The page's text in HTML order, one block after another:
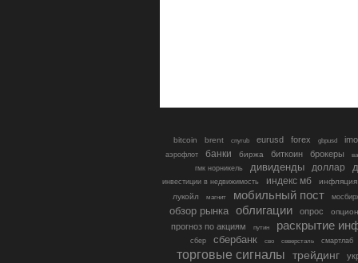
bitcoin brent cnyrub eurusd forex gbpusd
аэрофлот банки биржа биткоин брокеры
гмк норникель
дивиденды доллар
инвестиции в недвижимость индекс мб
инфляция
лукойл
магнит мобильный пост
обзор рынка облигации опрос
прогноз по акциям путин раскрытие
сбер сбербанк сво северсталь смартлаб
торговые сигналы трейдинг